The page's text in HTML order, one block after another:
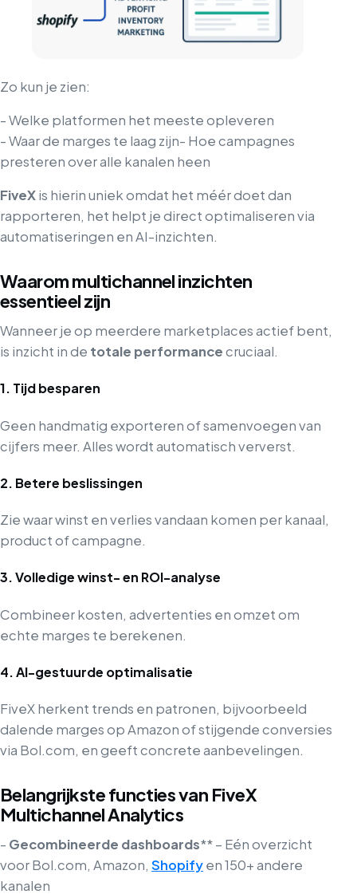
Zo kun je zien:
- Welke platformen het meeste opleveren
- Waar de marges te laag zijn- Hoe campagnes
presteren over alle kanalen heen
FiveXis hierin uniek omdat het méér doet dan
rapporteren, het helpt je direct optimaliseren via
automatiseringen en AI-inzichten.
Waarom multichannel inzichten
essentieel zijn
Wanneer je op meerdere marketplaces actief bent,
is inzicht in de totale performancecruciaal.
1. Tijd besparen
Geen handmatig exporteren of samenvoegen van
cijfers meer. Alles wordt automatisch ververst.
2. Betere beslissingen
Zie waar winst en verlies vandaan komen per kanaal,
product of campagne.
3. Volledige winst- en ROI-analyse
Combineer kosten, advertenties en omzet om
echte marges te berekenen.
4. AI-gestuurde optimalisatie
FiveX herkent trends en patronen, bijvoorbeeld
dalende marges op Amazon of stijgende conversies
via Bol.com, en geeft concrete aanbevelingen.
Belangrijkste functies van FiveX
Multichannel Analytics
- Gecombineerde dashboards** – Eén overzicht
voor Bol.com, Amazon, Shopifyen 150+ andere
kanalen